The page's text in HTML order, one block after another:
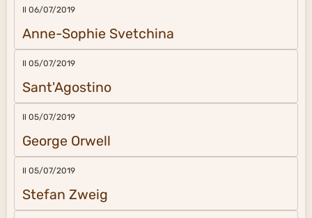
Il 06/07/2019
Anne-Sophie Svetchina
Il 05/07/2019
Sant'Agostino
Il 05/07/2019
George Orwell
Il 05/07/2019
Stefan Zweig